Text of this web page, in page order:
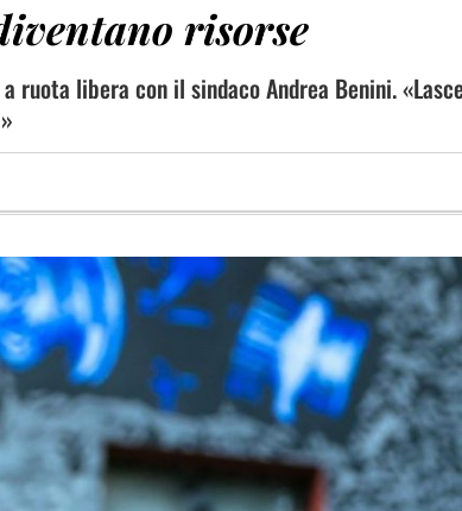
risorse
libera con il sindaco Andrea Benini.